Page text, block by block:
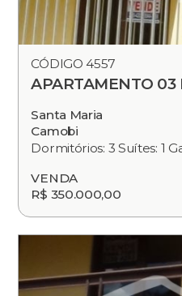
CÓDIGO 4557
APARTAMENTO 03
Santa Maria
Camobi
Dormitórios: 3 Suítes: 1
VENDA
R$ 350.000,00